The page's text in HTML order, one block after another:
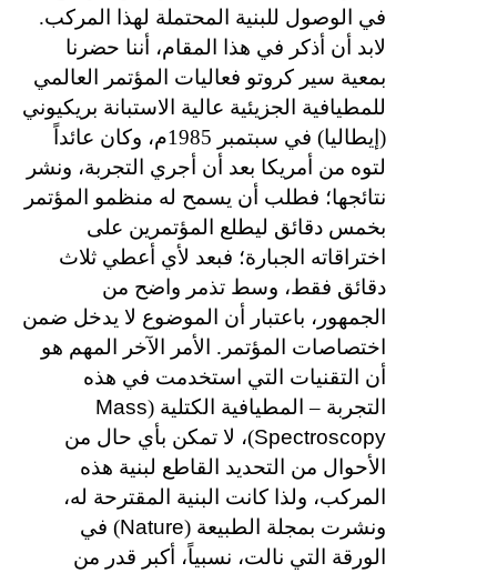
في الوصول للبنية المحتملة لهذا المركب.
لابد أن أذكر في هذا المقام، أننا حضرنا
بمعية سير كروتو فعاليات المؤتمر العالمي
للمطيافية الجزيئية عالية الاستبانة بريكيوني
(إيطاليا) في سبتمبر 1985م، وكان عائداً
لتوه من أمريكا بعد أن أجري التجربة، ونشر
نتائجها؛ فطلب أن يسمح له منظمو المؤتمر
بخمس دقائق ليطلع المؤتمرين على
اختراقاته الجبارة؛ فبعد لأي أعطي ثلاث
دقائق فقط، وسط تذمر واضح من
الجمهور، باعتبار أن الموضوع لا يدخل ضمن
اختصاصات المؤتمر. الأمر الآخر المهم هو
أن التقنيات التي استخدمت في هذه
التجربة – المطيافية الكتلية (Mass
Spectroscopy)، لا تمكن بأي حال من
الأحوال من التحديد القاطع لبنية هذه
المركب، ولذا كانت البنية المقترحة له،
ونشرت بمجلة الطبيعة (Nature) في
الورقة التي نالت، نسبياً، أكبر قدر من